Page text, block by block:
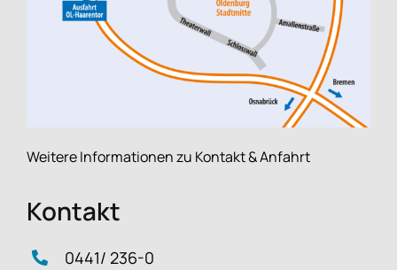
Weitere Informationen zu Kontakt & Anfahrt
Kontakt
0441/ 236-0